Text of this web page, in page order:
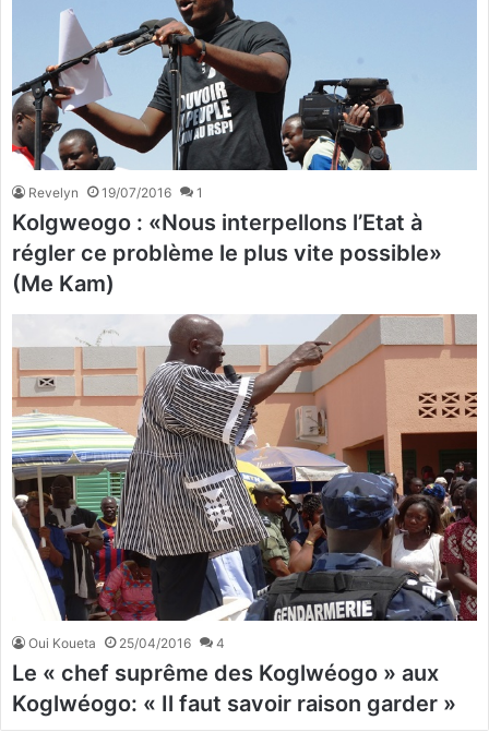
Revelyn 19/07/2016 1
Kolgweogo : «Nous interpellons l’Etat à
régler ce problème le plus vite possible»
(Me Kam)
Oui Koueta 25/04/2016 4
Le « chef suprême des Koglwéogo » aux
Koglwéogo: « Il faut savoir raison garder »